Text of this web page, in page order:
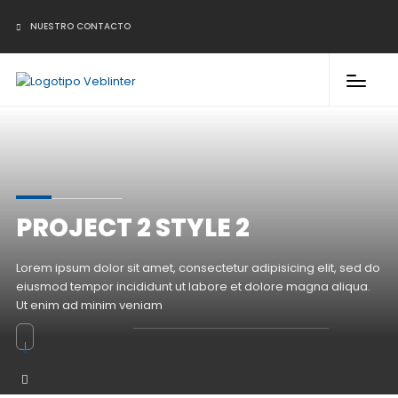
NUESTRO CONTACTO
PROJECT 2 STYLE 2
Lorem ipsum dolor sit amet, consectetur adipisicing elit, sed do
eiusmod tempor incididunt ut labore et dolore magna aliqua.
Ut enim ad minim veniam